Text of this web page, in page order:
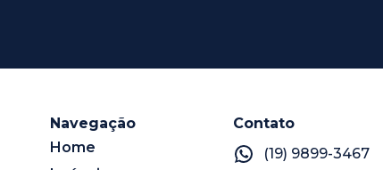
Navegação
Home
Contato
(19) 9899-3467